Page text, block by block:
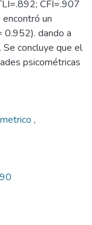
CFI=.907
un
0.952). dando a
concluye que el
psicométricas
,